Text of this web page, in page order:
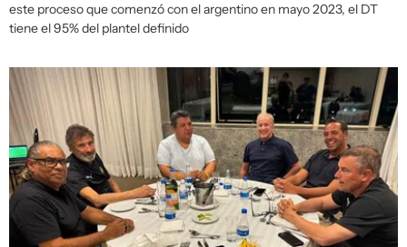
este proceso que comenzó con el argentino en mayo 2023, el DT
tiene el 95% del plantel definido